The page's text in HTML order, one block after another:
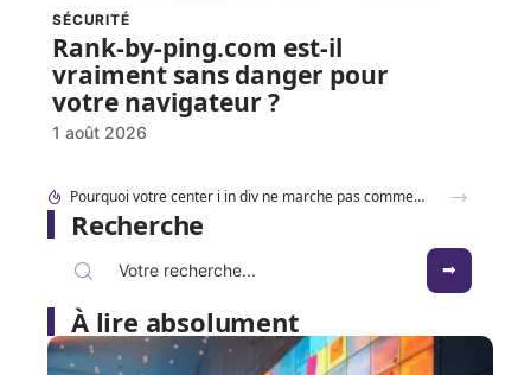
SÉCURITÉ
Rank-by-ping.com est-il
vraiment sans danger pour
votre navigateur ?
1 août 2026
Accéder à 192.168.1..109 en toute sécurité : les réglages à connaître en 2026
Recherche
À lire absolument